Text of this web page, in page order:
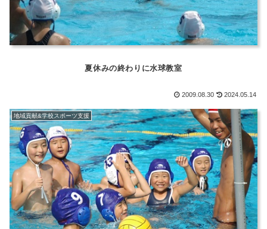
夏休みの終わりに水球教室
2009.08.30 2024.05.14
地域貢献&学校スポーツ支援